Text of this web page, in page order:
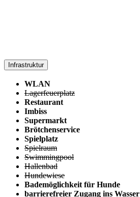
Infrastruktur
WLAN
Lagerfeuerplatz
Restaurant
Imbiss
Supermarkt
Brötchenservice
Spielplatz
Spielraum
Swimmingpool
Hallenbad
Hundewiese
Bademöglichkeit für Hunde
barrierefreier Zugang ins Wasser